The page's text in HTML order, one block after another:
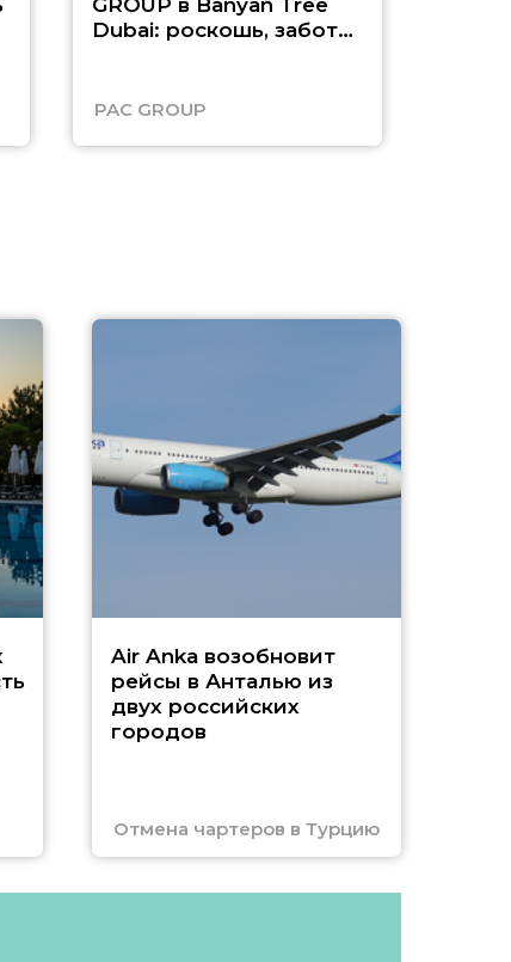
GROUP в Banyan Tree
Dubai: роскошь, забота
PAC GROUP
Air Anka возобновит
рейсы в Анталью из
двух российских
городов
Отмена чартеров в Турцию